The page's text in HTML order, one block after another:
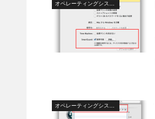
オペレーティングシステム